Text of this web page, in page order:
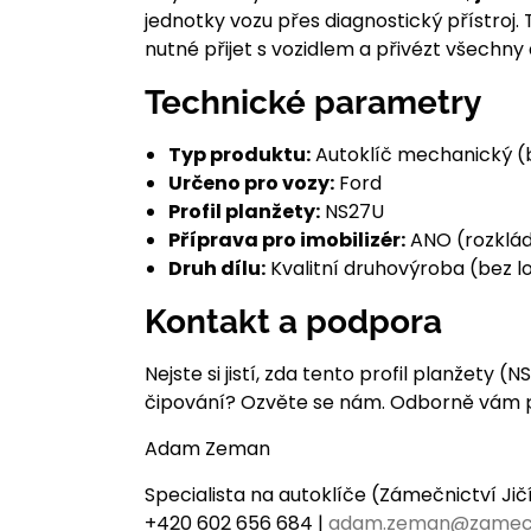
jednotky vozu přes diagnostický
nutné přijet s vozidlem a přivézt
Technické parametry
Typ produktu:Autoklíč mechanický
Určeno pro vozy:Ford
Profil planžety:NS27U
Příprava pro imobilizér:ANO
Druh dílu:Kvalitní druhovýroba (bez
Kontakt a podpora
Nejste si jistí, zda tento profil planžety
čipování? Ozvěte se nám. Odborně
Adam Zeman
Specialista na autoklíče (Zámečnictví
+420 602 656 684 |